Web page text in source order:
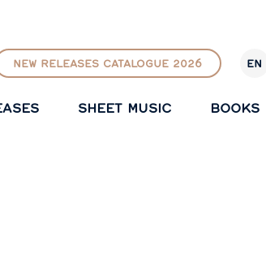
NEW RELEASES CATALOGUE 2026 EN
R
SHEET MUSIC BOOKS